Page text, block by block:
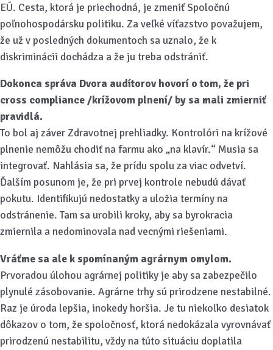
EÚ. Cesta, ktorá je priechodná, je zmeniť Spoločnú
poľnohospodársku politiku. Za veľké víťazstvo považujem,
že už v posledných dokumentoch sa uznalo, že k
diskriminácii dochádza a že ju treba odstrániť.
Dokonca správa Dvora audítorov hovorí o tom, že pri
cross compliance /krížovom plnení/ by sa mali zmierniť
pravidlá.
To bol aj záver Zdravotnej prehliadky. Kontrolóri na krížové
plnenie nemôžu chodiť na farmu ako „na klavír.“ Musia sa
integrovať. Nahlásia sa, že prídu spolu za viac odvetví.
Ďalším posunom je, že pri prvej kontrole nebudú dávať
pokutu. Identifikujú nedostatky a uložia termíny na
odstránenie. Tam sa urobili kroky, aby sa byrokracia
zmiernila a nedominovala nad vecnými riešeniami.
Vráťme sa ale k spomínaným agrárnym omylom.
Prvoradou úlohou agrárnej politiky je aby sa zabezpečilo
plynulé zásobovanie. Agrárne trhy sú prirodzene nestabilné.
Raz je úroda lepšia, inokedy horšia. Je tu niekoľko desiatok
dôkazov o tom, že spoločnosť, ktorá nedokázala vyrovnávať
prirodzenú nestabilitu, vždy na túto situáciu doplatila